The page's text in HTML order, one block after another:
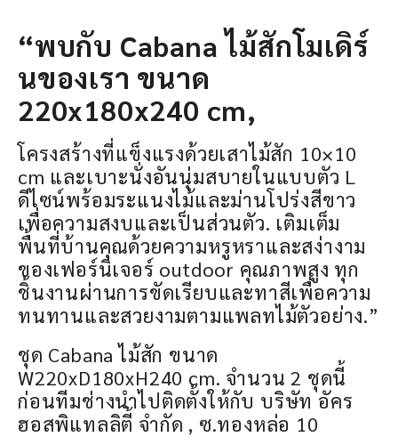
“พบกับ Cabana ไม้สักโมเดิร์
นของเรา ขนาด
220x180x240 cm,
โครงสร้างที่แข็งแรงด้วยเสาไม้สัก 10×10
cm และเบาะนั่งอันนุ่มสบายในแบบตัว L
ดีไซน์พร้อมระแนงไม้และม่านโปร่งสีขาว
เพื่อความสงบและเป็นส่วนตัว. เติมเต็ม
พื้นที่บ้านคุณด้วยความหรูหราและสง่างาม
ของเฟอร์นิเจอร์ outdoor คุณภาพสูง ทุก
ชิ้นงานผ่านการขัดเรียบและทาสีเพื่อความ
ทนทานและสวยงามตามแพลทไม้ตัวอย่าง.”
ชุด Cabana ไม้สัก ขนาด
W220xD180xH240 cm. จำนวน 2 ชุดนี้
ก่อนทีมช่างนำไปติดตั้งให้กับ บริษัท อัคร
ฮอสพิแทลลิตี้ จำกัด , ซ.ทองหล่อ 10